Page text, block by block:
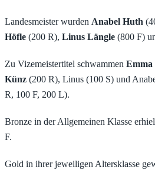
Landesmeister wurden Anabel Huth
Höfle (200 R), Linus Längle (800 F)
Zu Vizemeistertitel schwammen Emma
Künz (200 R), Linus (100 S) und
R, 100 F, 200 L).
Bronze in der Allgemeinen Klasse
F.
Gold in ihrer jeweiligen Altersklasse